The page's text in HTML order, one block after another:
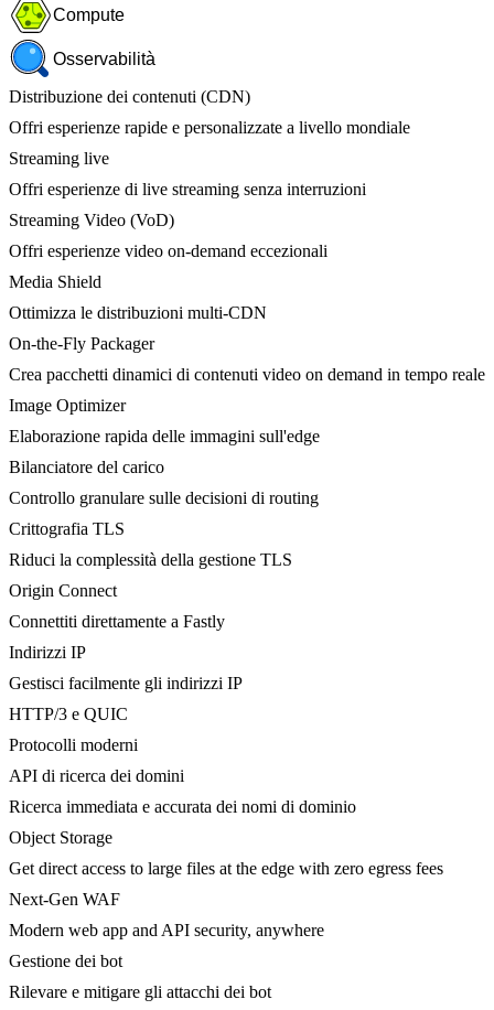
Compute
Osservabilità
Distribuzione dei contenuti (CDN)
Offri esperienze rapide e personalizzate a livello mondiale
Streaming live
Offri esperienze di live streaming senza interruzioni
Streaming Video (VoD)
Offri esperienze video on-demand eccezionali
Media Shield
Ottimizza le distribuzioni multi-CDN
On-the-Fly Packager
Crea pacchetti dinamici di contenuti video on demand in tempo reale
Image Optimizer
Elaborazione rapida delle immagini sull'edge
Bilanciatore del carico
Controllo granulare sulle decisioni di routing
Crittografia TLS
Riduci la complessità della gestione TLS
Origin Connect
Connettiti direttamente a Fastly
Indirizzi IP
Gestisci facilmente gli indirizzi IP
HTTP/3 e QUIC
Protocolli moderni
API di ricerca dei domini
Ricerca immediata e accurata dei nomi di dominio
Object Storage
Get direct access to large files at the edge with zero egress fees
Next-Gen WAF
Modern web app and API security, anywhere
Gestione dei bot
Rilevare e mitigare gli attacchi dei bot